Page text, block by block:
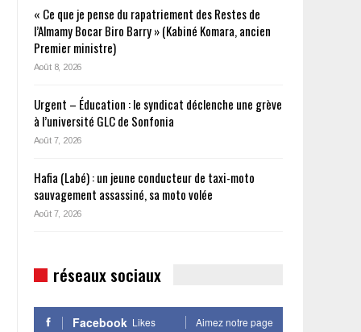
« Ce que je pense du rapatriement des Restes de
l’Almamy Bocar Biro Barry » (Kabiné Komara, ancien
Premier ministre)
Août 8, 2026
Urgent – Éducation : le syndicat déclenche une grève
à l’université GLC de Sonfonia
Août 7, 2026
Hafia (Labé) : un jeune conducteur de taxi-moto
sauvagement assassiné, sa moto volée
Août 7, 2026
réseaux sociaux
Facebook Likes Aimez notre page